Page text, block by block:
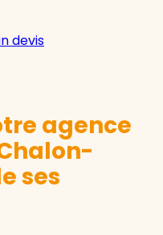
devis
agence
Chalon-
ses